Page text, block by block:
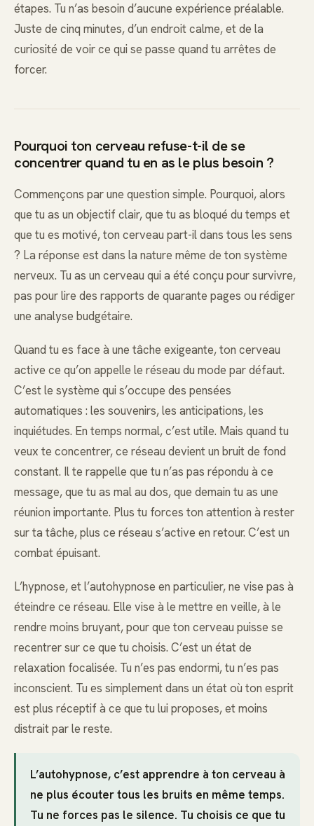
étapes. Tu n’as besoin d’aucune expérience préalable.
Juste de cinq minutes, d’un endroit calme, et de la
curiosité de voir ce qui se passe quand tu arrêtes de
forcer.
Pourquoi ton cerveau refuse-t-il de se
concentrer quand tu en as le plus besoin ?
Commençons par une question simple. Pourquoi, alors
que tu as un objectif clair, que tu as bloqué du temps et
que tu es motivé, ton cerveau part-il dans tous les sens
? La réponse est dans la nature même de ton système
nerveux. Tu as un cerveau qui a été conçu pour survivre,
pas pour lire des rapports de quarante pages ou rédiger
une analyse budgétaire.
Quand tu es face à une tâche exigeante, ton cerveau
active ce qu’on appelle le réseau du mode par défaut.
C’est le système qui s’occupe des pensées
automatiques : les souvenirs, les anticipations, les
inquiétudes. En temps normal, c’est utile. Mais quand tu
veux te concentrer, ce réseau devient un bruit de fond
constant. Il te rappelle que tu n’as pas répondu à ce
message, que tu as mal au dos, que demain tu as une
réunion importante. Plus tu forces ton attention à rester
sur ta tâche, plus ce réseau s’active en retour. C’est un
combat épuisant.
L’hypnose, et l’autohypnose en particulier, ne vise pas à
éteindre ce réseau. Elle vise à le mettre en veille, à le
rendre moins bruyant, pour que ton cerveau puisse se
recentrer sur ce que tu choisis. C’est un état de
relaxation focalisée. Tu n’es pas endormi, tu n’es pas
inconscient. Tu es simplement dans un état où ton esprit
est plus réceptif à ce que tu lui proposes, et moins
distrait par le reste.
L’autohypnose, c’est apprendre à ton cerveau à
ne plus écouter tous les bruits en même temps.
Tu ne forces pas le silence. Tu choisis ce que tu